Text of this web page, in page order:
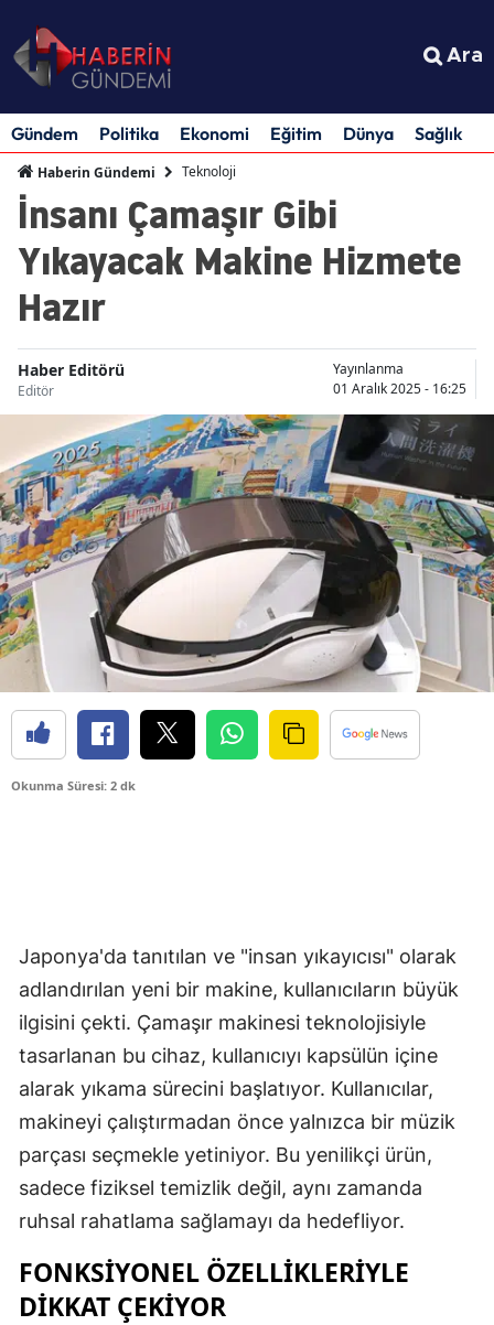
Ara
Gündem Politika Ekonomi Eğitim Dünya Sağlık
Haberin Gündemi Teknoloji
İnsanı Çamaşır Gibi
Yıkayacak Makine Hizmete
Hazır
Haber Editörü
Editör
Yayınlanma
01 Aralık 2025 - 16:25
Okunma Süresi: 2 dk
Japonya'da tanıtılan ve "insan yıkayıcısı" olarak
adlandırılan yeni bir makine, kullanıcıların büyük
ilgisini çekti. Çamaşır makinesi teknolojisiyle
tasarlanan bu cihaz, kullanıcıyı kapsülün içine
alarak yıkama sürecini başlatıyor. Kullanıcılar,
makineyi çalıştırmadan önce yalnızca bir müzik
parçası seçmekle yetiniyor. Bu yenilikçi ürün,
sadece fiziksel temizlik değil, aynı zamanda
ruhsal rahatlama sağlamayı da hedefliyor.
FONKSIYONEL ÖZELLIKLERIYLE
DIKKAT ÇEKIYOR